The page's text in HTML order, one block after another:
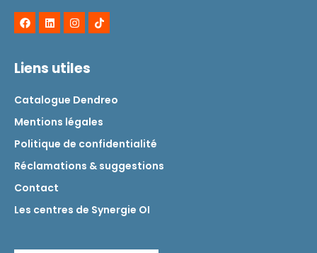
Liens utiles
Catalogue Dendreo
Mentions légales
Politique de confidentialité
Réclamations & suggestions
Contact
Les centres de Synergie OI